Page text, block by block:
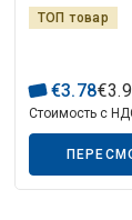
ТОП товар
€3.78€3.
Стоимость с